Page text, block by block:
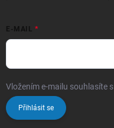
E-MAIL
Vložením e-mailu souhlasíte s
Přihlásit se